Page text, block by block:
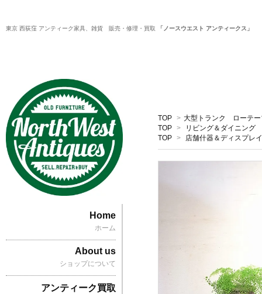
東京 西荻窪 アンティーク家具、雑貨 販売・修理・買取 「ノースウエスト アンティークス」
TOP > 大型トランク ローテー
TOP >
リビング＆ダイニング
TOP > 店舗什器＆ディスプレイ
Home
ホーム
About us
ショップについて
アンティーク買取